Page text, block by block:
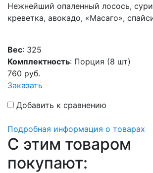
Нежнейший опаленный лосось,
креветка, авокадо, «Масаго»,
Вес: 325
Комплектность: Порция (8 шт)
760 руб.
Заказать
Добавить к сравнению
Подробная информация о товарах
C этим товаром
покупают: